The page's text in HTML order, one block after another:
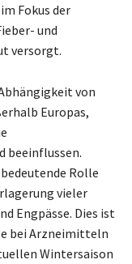
Fokus der
und
versorgt.
von
Europas,
beeinflussen.
Rolle
vieler
Engpässe. Dies ist
bei Arzneimitteln
Wintersaison